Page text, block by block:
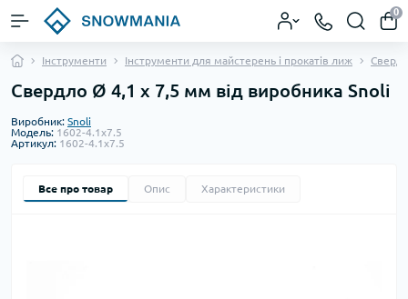
0
Інструменти Інструменти для майстерень і прокатів лиж
Свердло Ø 4,1 х 7,5 мм від виробника Snoli
Виробник: Snoli
Модель: 1602-4.1x7.5
Артикул: 1602-4.1x7.5
Все про товар Опис Характеристики